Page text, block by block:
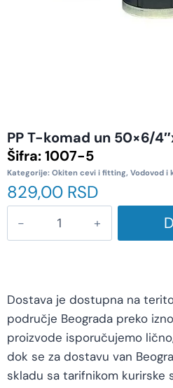
PP T-komad un 50×6/
Šifra:1007-5
Kategorije: Okiten cevi i fitting, Vodovod i
829,00 RSD
Dostava je dostupna na
područje Beograda preko
proizvode isporučujemo
dok se za dostavu van
skladu sa tarifnikom kurirske